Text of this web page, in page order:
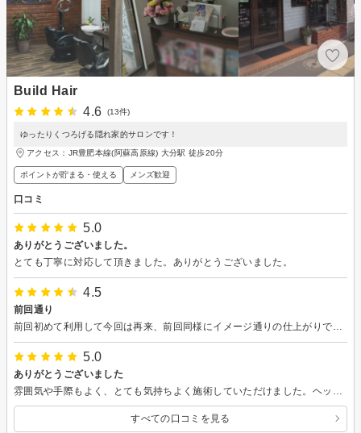
Build Hair
4.6
(13件)
ゆったりくつろげる隠れ家的サロンです！
アクセス：JR豊肥本線(阿蘇高原線) 大分駅 徒歩20分
ポイントが貯まる・使える メンズ歓迎
口コミ
5.0
ありがとうございました。
とても丁寧に対応して頂きました。ありがとうございました。
4.5
前回通り
5.0
ありがとうございました
すべての口コミを見る